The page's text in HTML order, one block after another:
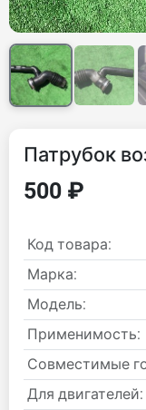
Патрубок
500 ₽
Код товара:
Марка:
Модель:
Применимость:
Совместимые
Для двигателей: